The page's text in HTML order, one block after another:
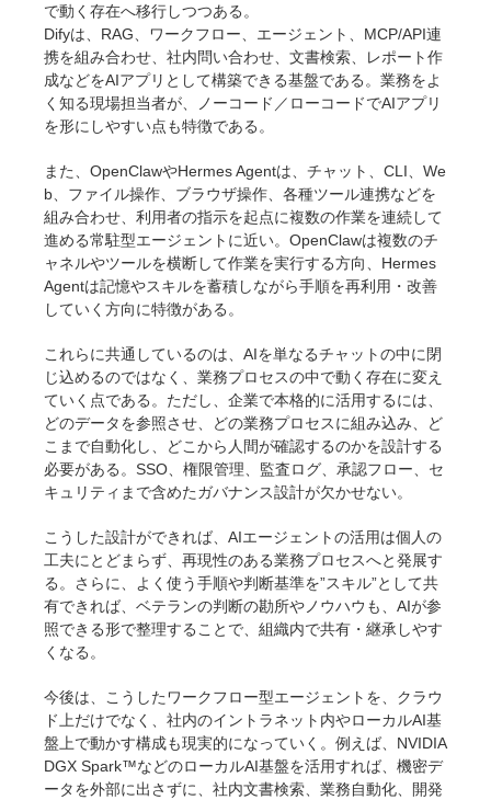
で動く存在へ移行しつつある。
Difyは、RAG、ワークフロー、エージェント、MCP/API連
携を組み合わせ、社内問い合わせ、文書検索、レポート作
成などをAIアプリとして構築できる基盤である。業務をよ
く知る現場担当者が、ノーコード／ローコードでAIアプリ
を形にしやすい点も特徴である。
また、OpenClawやHermes Agentは、チャット、CLI、We
b、ファイル操作、ブラウザ操作、各種ツール連携などを
組み合わせ、利用者の指示を起点に複数の作業を連続して
進める常駐型エージェントに近い。OpenClawは複数のチ
ャネルやツールを横断して作業を実行する方向、Hermes
Agentは記憶やスキルを蓄積しながら手順を再利用・改善
していく方向に特徴がある。
これらに共通しているのは、AIを単なるチャットの中に閉
じ込めるのではなく、業務プロセスの中で動く存在に変え
ていく点である。ただし、企業で本格的に活用するには、
どのデータを参照させ、どの業務プロセスに組み込み、ど
こまで自動化し、どこから人間が確認するのかを設計する
必要がある。SSO、権限管理、監査ログ、承認フロー、セ
キュリティまで含めたガバナンス設計が欠かせない。
こうした設計ができれば、AIエージェントの活用は個人の
工夫にとどまらず、再現性のある業務プロセスへと発展す
る。さらに、よく使う手順や判断基準を”スキル”として共
有できれば、ベテランの判断の勘所やノウハウも、AIが参
照できる形で整理することで、組織内で共有・継承しやす
くなる。
今後は、こうしたワークフロー型エージェントを、クラウ
ド上だけでなく、社内のイントラネット内やローカルAI基
盤上で動かす構成も現実的になっていく。例えば、NVIDIA
DGX Spark™などのローカルAI基盤を活用すれば、機密デ
ータを外部に出さずに、社内文書検索、業務自動化、開発